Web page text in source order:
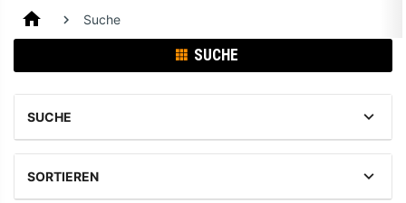
home Suche
SUCHE
SUCHE
SORTIEREN